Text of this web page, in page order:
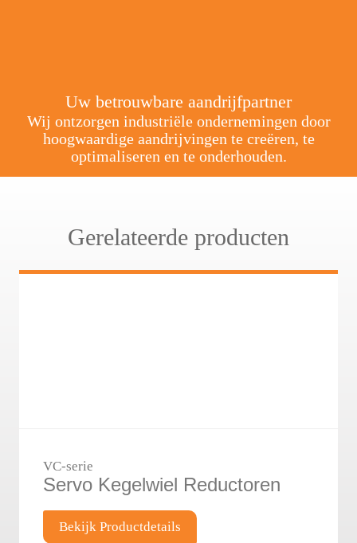
Uw betrouwbare aandrijfpartner
Wij ontzorgen industriële ondernemingen door
hoogwaardige aandrijvingen te creëren, te
optimaliseren en te onderhouden.
Gerelateerde producten
VC-serie
Servo Kegelwiel Reductoren
Bekijk Productdetails